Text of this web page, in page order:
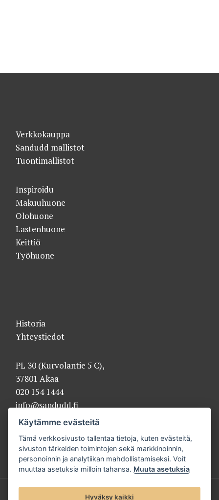
Verkkokauppa
Sandudd mallistot
Tuontimallistot
Inspiroidu
Makuuhuone
Olohuone
Lastenhuone
Keittiö
Työhuone
Historia
Yhteystiedot
PL 30 (Kurvolantie 5 C),
37801 Akaa
020 154 1444
info@sandudd.fi
Tietosuojaseloste
Käytämme evästeitä
Tämä verkkosivusto tallentaa tietoja, kuten evästeitä,
sivuston tärkeiden toimintojen sekä markkinoinnin,
personoinnin ja analytiikan mahdollistamiseksi. Voit
muuttaa asetuksia milloin tahansa. Muuta asetuksia
Hyväksy kaikki